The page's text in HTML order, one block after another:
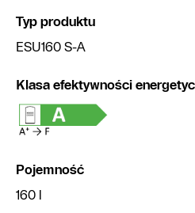
Typ produktu
ESU160 S-A
Klasa efektywności
Pojemność
160 l